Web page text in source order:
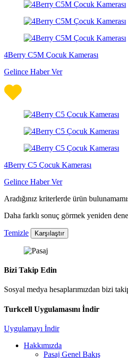
4Berry C5M Çocuk Kamerası
Gelince Haber Ver
4Berry C5 Çocuk Kamerası
Gelince Haber Ver
Aradığınız kriterlerde ürün
Daha farklı sonuç görmek yeniden
Temizle Karşılaştır
Bizi Takip Edin
Sosyal medya hesaplarımızdan bizi
Turkcell Uygulamasını İndir
Uygulamayı İndir
Hakkımızda
Pasaj Genel Bakış